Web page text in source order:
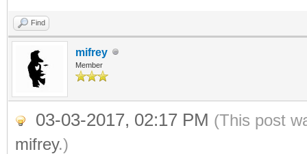
Find
mifrey
Member
03-03-2017, 02:17 PM (This post
mifrey.)